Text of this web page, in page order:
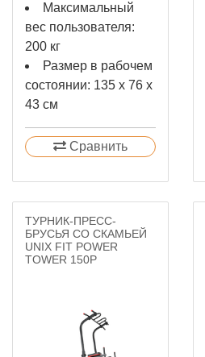
Максимальный
вес пользователя:
200 кг
Размер в рабочем
состоянии: 135 х 76 х
43 см
Сравнить
ТУРНИК-ПРЕСС-
БРУСЬЯ СО СКАМЬЕЙ
UNIX FIT POWER
TOWER 150P